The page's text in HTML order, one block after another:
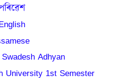
Adhyan
University 1st Semester